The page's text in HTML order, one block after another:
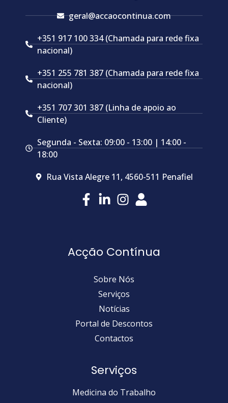
geral@accaocontinua.com
+351 917 100 334 (Chamada para rede fixa
nacional)
+351 255 781 387 (Chamada para rede fixa
nacional)
+351 707 301 387 (Linha de apoio ao
Cliente)
Segunda - Sexta: 09:00 - 13:00 | 14:00 -
18:00
Rua Vista Alegre 11, 4560-511 Penafiel
Acção Contínua
Sobre Nós
Serviços
Notícias
Portal de Descontos
Contactos
Serviços
Medicina do Trabalho